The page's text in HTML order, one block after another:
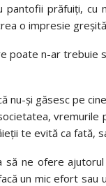
pantofii prăfuiți,
o impresie
poate n-ar
nu-și găsesc pe
te evită ca
să ne ofere
un mic efort